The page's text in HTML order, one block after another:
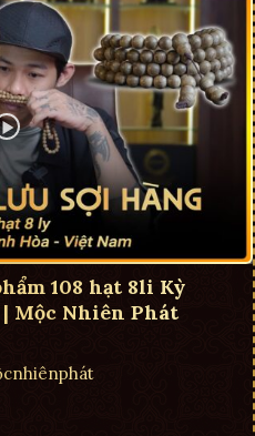
108 hạt 8li Kỳ
Mộc Nhiên Phát